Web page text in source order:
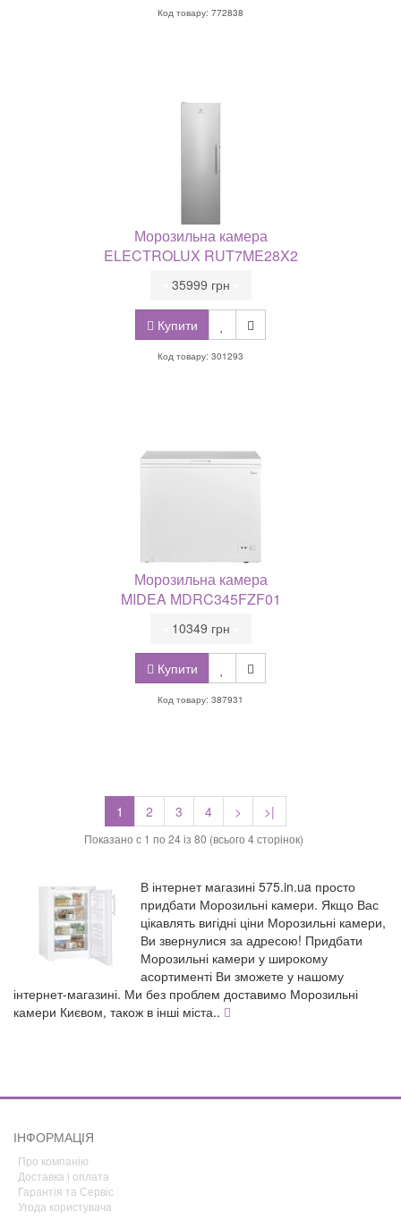
Код товару: 772838
Морозильна камера
ELECTROLUX RUT7ME28X2
Купити
35999 грн
Код товару: 301293
Морозильна камера
MIDEA MDRC345FZF01
Купити
10349 грн
Код товару: 387931
1 2 3 4 > >|
Показано с 1 по 24 із 80 (всього 4 сторінок)
В інтернет магазині 575.in.ua просто
придбати Морозильні камери. Якщо Вас
цікавлять вигідні ціни Морозильні камери,
Ви звернулися за адресою! Придбати
Морозильні камери у широкому
асортименті Ви зможете у нашому
інтернет-магазині. Ми без проблем доставимо Морозильні
камери Києвом, також в інші міста..
ІНФОРМАЦІЯ
Про компанію
Доставка і оплата
Гарантія та Сервіс
Угода користувача